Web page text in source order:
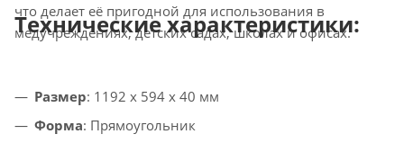
что делает её пригодной для использования в
медучреждениях, детских садах, школах и офисах.
Технические характеристики:
Размер: 1192 x 594 x 40 мм
Форма: Прямоугольник